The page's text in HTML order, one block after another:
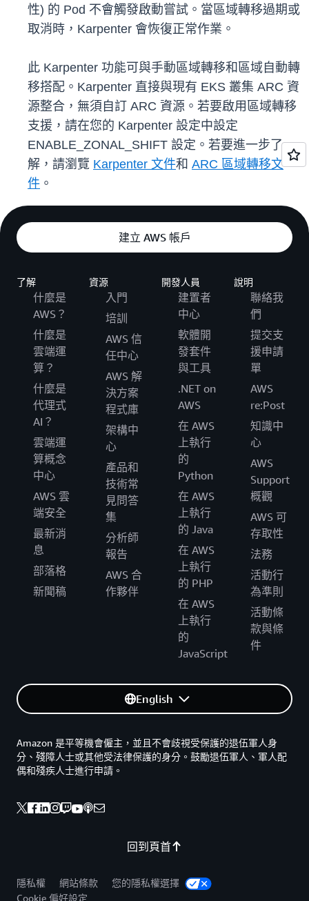
性) 的 Pod 不會觸發啟動嘗試。當區域轉移過期或
取消時，Karpenter 會恢復正常作業。
此 Karpenter 功能可與手動區域轉移和區域自動轉
移搭配。Karpenter 直接與現有 EKS 叢集 ARC 資
源整合，無須自訂 ARC 資源。若要啟用區域轉移
支援，請在您的 Karpenter 設定中設定
ENABLE_ZONAL_SHIFT 設定。若要進一步了
解，請瀏覽 Karpenter 文件和 ARC 區域轉移文
件 。
建立 AWS 帳戶
了解
什麼是
AWS？
什麼是
雲端運
算？
什麼是
代理式
AI？
雲端運
算概念
中心
AWS 雲
端安全
最新消
息
部落格
新聞稿
資源
入門
培訓
AWS 信
任中心
AWS 解
決方案
程式庫
架構中
心
產品和
技術常
見問答
集
分析師
報告
AWS 合
作夥伴
開發人員
建置者
中心
軟體開
發套件
與工具
.NET on
AWS
在 AWS
上執行
的
Python
在 AWS
上執行
的 Java
在 AWS
上執行
的 PHP
在 AWS
上執行
的
JavaScript
說明
聯絡我
們
提交支
援申請
單
AWS
re:Post
知識中
心
AWS
Support
概觀
AWS 可
存取性
法務
活動行
為準則
活動條
款與條
件
English
回到頁首
Amazon 是平等機會僱主，並且不會歧視受保護的退伍軍人身
分、殘障人士或其他受法律保護的身分。鼓勵退伍軍人、軍人配
偶和殘疾人士進行申請。
隱私權 網站條款
您的隱私權選擇
Cookie 偏好設定